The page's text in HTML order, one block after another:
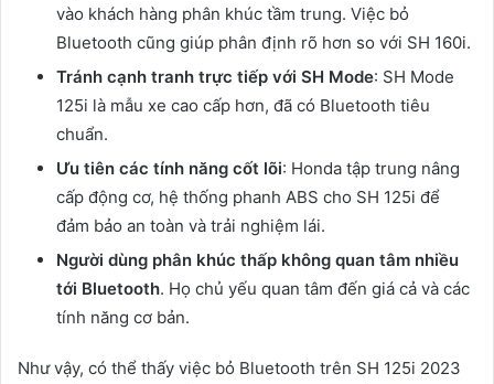
vào khách hàng phân khúc tầm trung. Việc bỏ
Bluetooth cũng giúp phân định rõ hơn so với SH 160i.
Tránh cạnh tranh trực tiếp với SH Mode: SH Mode
125i là mẫu xe cao cấp hơn, đã có Bluetooth tiêu
chuẩn.
Ưu tiên các tính năng cốt lõi: Honda tập trung nâng
cấp động cơ, hệ thống phanh ABS cho SH 125i để
đảm bảo an toàn và trải nghiệm lái.
Người dùng phân khúc thấp không quan tâm nhiều
tới Bluetooth. Họ chủ yếu quan tâm đến giá cả và các
tính năng cơ bản.
Như vậy, có thể thấy việc bỏ Bluetooth trên SH 125i 2023